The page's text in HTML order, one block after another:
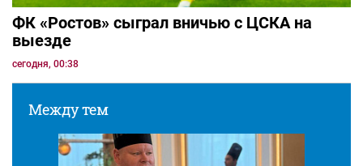
ФК «Ростов» сыграл вничью с ЦСКА на
выезде
сегодня, 00:38
Между тем